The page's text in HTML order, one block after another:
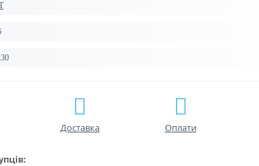
Доставка Оплати